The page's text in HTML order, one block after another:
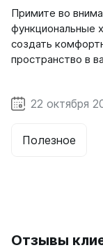
Примите во
функциональные
создать
пространство в
Полезное
22 октября
Отзывы